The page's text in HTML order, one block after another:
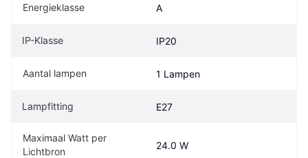
Energieklasse A
IP-Klasse IP20
Aantal lampen 1 Lampen
Lampfitting E27
Maximaal Watt per
Lichtbron
24.0 W